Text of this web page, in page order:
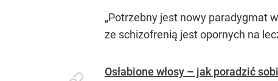
„Potrzebny jest nowy paradygmat
ze schizofrenią jest opornych na
Osłabione włosy – jak poradzić